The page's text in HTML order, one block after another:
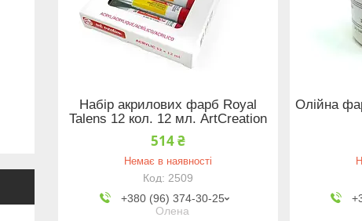
Набір акрилових фарб Royal
Talens 12 кол. 12 мл. ArtCreation
514 ₴
Немає в наявності
2509
+380 (96) 374-30-25
Олена
Олійна